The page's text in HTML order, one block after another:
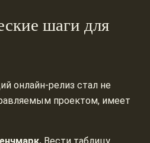
шаги для
онлайн-релиз стал не
проектом, имеет